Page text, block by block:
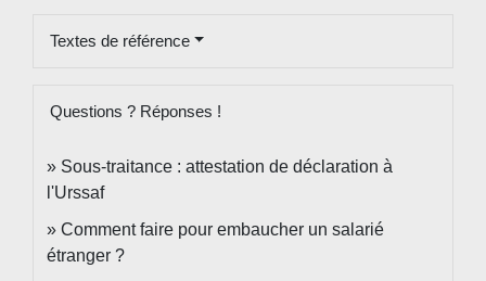
Textes de référence
Questions ? Réponses !
Sous-traitance : attestation de déclaration à
l'Urssaf
Comment faire pour embaucher un salarié
étranger ?